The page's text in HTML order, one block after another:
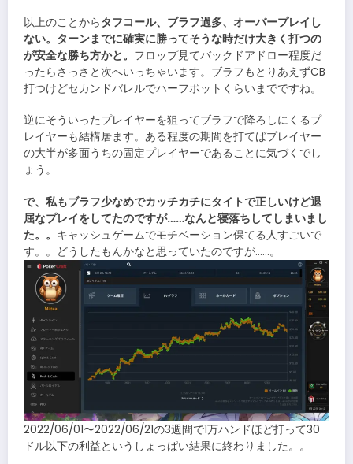
以上のことからタフコール、ブラフ過多、オーバープレイし
ない。ターンまでに確実に勝ってそうな時だけ大きく打つの
が安全な勝ち方かと。 フロップ見てバックドアドロー程度だ
ったらさっさと次へいっちゃいます。ブラフもとりあえずCB
打つけどセカンドバレルでハーフポットくらいまでですね。
逆にそういったプレイヤーを狙ってブラフで降ろしにくるプ
レイヤーも結構居ます。ある程度の期間を打てばプレイヤー
の大半が多面うちの固定プレイヤーであることに気づくでし
ょう。
で、私もブラフ少なめでカッチカチにタイトで正しいけど退
屈なプレイをしてたのですが……なんと寝落ちしてしまいまし
た。。 キャッシュゲームでモチベーション保てる人すごいで
す。。どうしたもんかなと思っていたのですが……。
2022/06/01〜2022/06/21の3週間で1万ハンドほど打って30
ドル以下の利益というしょっぱい結果に終わりました。。